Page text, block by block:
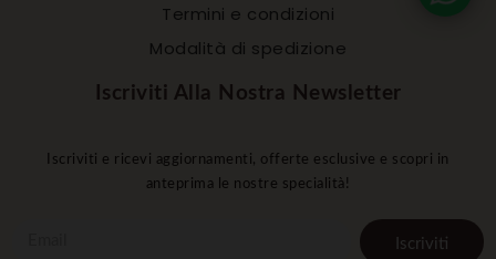
Termini e condizioni
Modalità di spedizione
Iscriviti Alla Nostra Newsletter
Iscriviti e ricevi aggiornamenti, offerte esclusive e scopri in
anteprima le nostre specialità!
Iscriviti